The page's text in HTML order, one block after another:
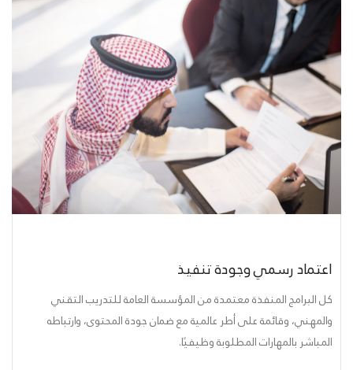
اعتماد رسمي وجودة تنفيذ
كل البرامج المنفذة معتمدة من المؤسسة العامة للتدريب التقني
والمهني، وقائمة على أطر عالمية مع ضمان جودة المحتوى، وارتباطه
المباشر بالمهارات المطلوبة وظيفيًا.